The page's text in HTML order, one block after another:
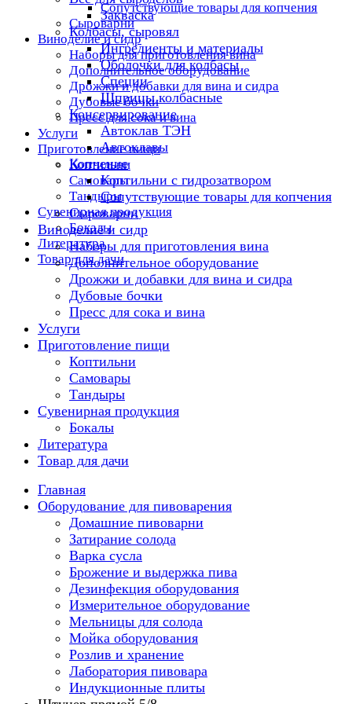
Сопутствующие товары для копчения
Сыроварни
Виноделие и сидр
Наборы для приготовления вина
Дополнительное оборудование
Дрожжи и добавки для вина и сидра
Дубовые бочки
Пресс для сока и вина
Услуги
Приготовление пищи
Коптильни
Самовары
Тандыры
Сувенирная продукция
Бокалы
Литература
Товар для дачи
Закваска
Колбасы, сыровял
Ингредиенты и материалы
Оболочки для колбасы
Специи
Шприцы колбасные
Консервирование
Автоклав ТЭН
Автоклавы
Копчение
Коптильни с гидрозатвором
Сопутствующие товары для копчения
Сыроварни
Виноделие и сидр
Наборы для приготовления вина
Дополнительное оборудование
Дрожжи и добавки для вина и сидра
Дубовые бочки
Пресс для сока и вина
Услуги
Приготовление пищи
Коптильни
Самовары
Тандыры
Сувенирная продукция
Бокалы
Литература
Товар для дачи
Главная
Оборудование для пивоварения
Домашние пивоварни
Затирание солода
Варка сусла
Брожение и выдержка пива
Дезинфекция оборудования
Измерительное оборудование
Мельницы для солода
Мойка оборудования
Розлив и хранение
Лаборатория пивовара
Индукционные плиты